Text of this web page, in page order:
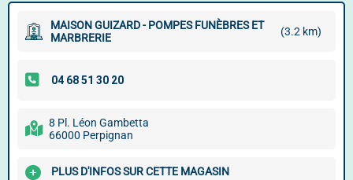
MAISON GUIZARD - POMPES FUNÈBRES ET
MARBRERIE
(3.2 km)
8 Pl. Léon Gambetta
66000 Perpignan
PLUS D'INFOS SUR CETTE MAGASIN